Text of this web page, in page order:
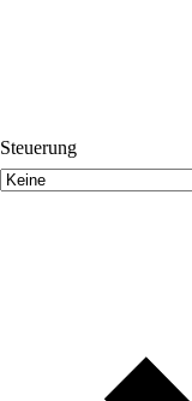
Steuerung